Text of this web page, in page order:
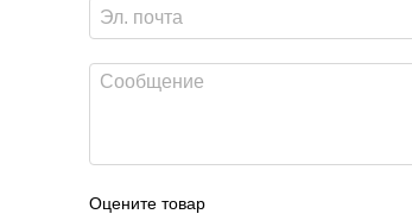
Оцените товар